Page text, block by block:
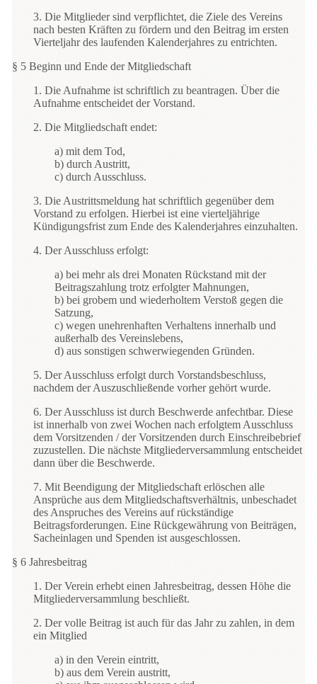
3. Die Mitglieder sind verpflichtet, die Ziele des Vereins
nach besten Kräften zu fördern und den Beitrag im ersten
Vierteljahr des laufenden Kalenderjahres zu entrichten.
§ 5 Beginn und Ende der Mitgliedschaft
1. Die Aufnahme ist schriftlich zu beantragen. Über die
Aufnahme entscheidet der Vorstand.
2. Die Mitgliedschaft endet:
a) mit dem Tod,
b) durch Austritt,
c) durch Ausschluss.
3. Die Austrittsmeldung hat schriftlich gegenüber dem
Vorstand zu erfolgen. Hierbei ist eine vierteljährige
Kündigungsfrist zum Ende des Kalenderjahres einzuhalten.
4. Der Ausschluss erfolgt:
a) bei mehr als drei Monaten Rückstand mit der
Beitragszahlung trotz erfolgter Mahnungen,
b) bei grobem und wiederholtem Verstoß gegen die
Satzung,
c) wegen unehrenhaften Verhaltens innerhalb und
außerhalb des Vereinslebens,
d) aus sonstigen schwerwiegenden Gründen.
5. Der Ausschluss erfolgt durch Vorstandsbeschluss,
nachdem der Auszuschließende vorher gehört wurde.
6. Der Ausschluss ist durch Beschwerde anfechtbar. Diese
ist innerhalb von zwei Wochen nach erfolgtem Ausschluss
dem Vorsitzenden / der Vorsitzenden durch Einschreibebrief
zuzustellen. Die nächste Mitgliederversammlung entscheidet
dann über die Beschwerde.
7. Mit Beendigung der Mitgliedschaft erlöschen alle
Ansprüche aus dem Mitgliedschaftsverhältnis, unbeschadet
des Anspruches des Vereins auf rückständige
Beitragsforderungen. Eine Rückgewährung von Beiträgen,
Sacheinlagen und Spenden ist ausgeschlossen.
§ 6 Jahresbeitrag
1. Der Verein erhebt einen Jahresbeitrag, dessen Höhe die
Mitgliederversammlung beschließt.
2. Der volle Beitrag ist auch für das Jahr zu zahlen, in dem
ein Mitglied
a) in den Verein eintritt,
b) aus dem Verein austritt,